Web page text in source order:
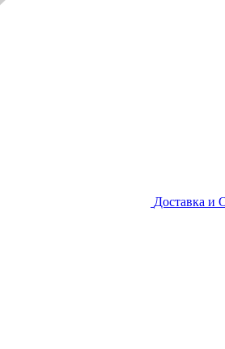
Доставка и